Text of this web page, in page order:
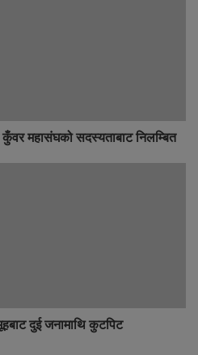
महासंघको सदस्यताबाट निलम्बित
दुई जनामाथि कुटपिट